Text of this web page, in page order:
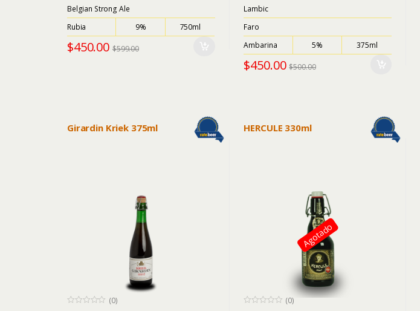
o
u
t
o
f
5
Belgian Strong Ale
Rubia
9% 750ml
$450.00 $599.00
o
u
t
o
f
5
Lambic
Faro
Ambarina
5% 375ml
$450.00 $500.00
Girardin Kriek 375ml
(0)
Agotado
HERCULE 330ml
(0)